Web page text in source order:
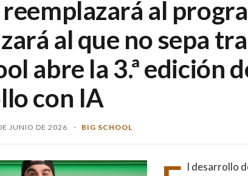
reemplazará al
al que no sepa
abre la 3.ª edición
con IA
JUNIO DE 2026 · BIG SCHOOL
l desarrollo